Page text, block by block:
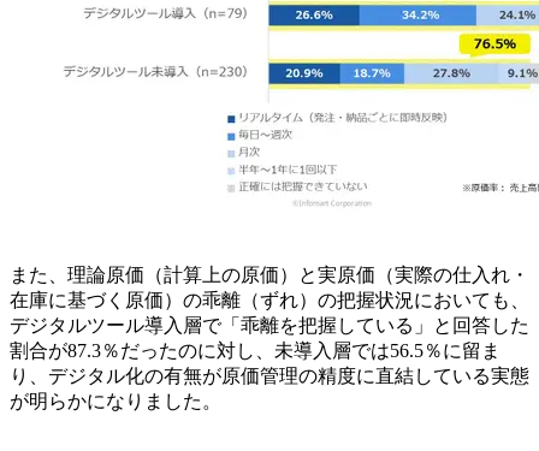
また、理論原価（計算上の原価）と実原価（実際の仕入れ・
在庫に基づく原価）の乖離（ずれ）の把握状況においても、
デジタルツール導入層で「乖離を把握している」と回答した
割合が87.3％だったのに対し、未導入層では56.5％に留ま
り、デジタル化の有無が原価管理の精度に直結している実態
が明らかになりました。